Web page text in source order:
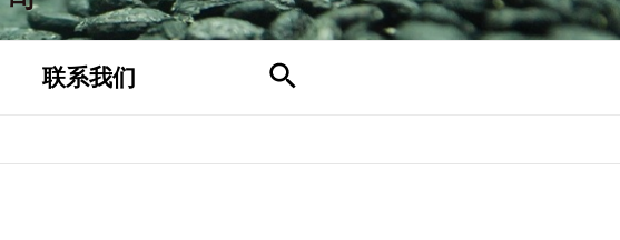
联系我们
搜